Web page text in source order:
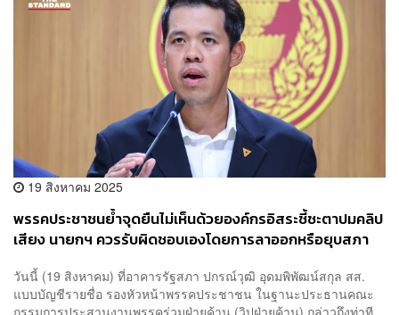
19 สิงหาคม 2025
พรรคประชาชนย้ำจุดยืนไม่เห็นด้วยองค์กรอิสระชี้ชะตาปมคลิป
เสียง นายกฯ ควรรับผิดชอบเองโดยการลาออกหรือยุบสภา
วันนี้ (19 สิงหาคม) ที่อาคารรัฐสภา ปกรณ์วุฒิ อุดมพิพัฒน์สกุล สส.
แบบบัญชีรายชื่อ รองหัวหน้าพรรคประชาชน ในฐานะประธานคณะ